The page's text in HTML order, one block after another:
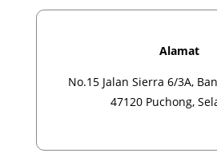
Alamat
No.15 Jalan Sierra 6/3A,
47120 Puchong,